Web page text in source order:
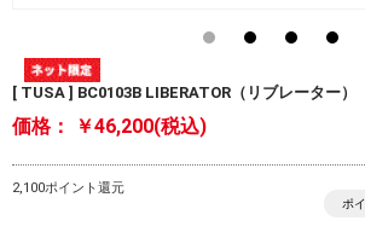
[ TUSA ] BC0103B LIBERATOR（リブレーター）
価格： ￥46,200(税込)
2,100ポイント還元
ポ